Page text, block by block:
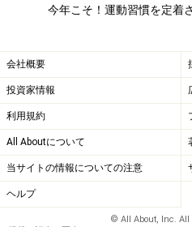
円いゴム状の袋に空気を入
ク」。大きなスペースをとる
始められる運動グッズです。
において使用してみましょう
とろうとするため、体幹部分
を実感できると思います。
ている時間帯を、運動時間
今年こそ！運動習慣を定着
会社概要
投資家情報
利用規約
All Aboutについて
当サイトの情報についての注意
ヘルプ
© All About, Inc. All